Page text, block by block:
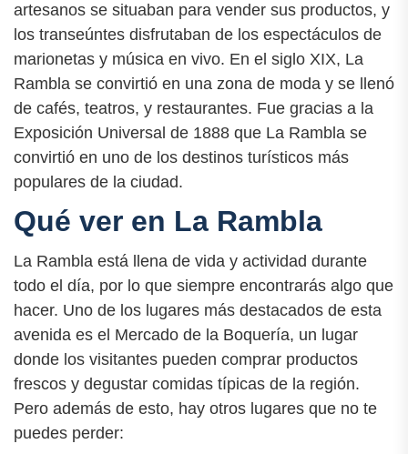
artesanos se situaban para vender sus productos, y
los transeúntes disfrutaban de los espectáculos de
marionetas y música en vivo. En el siglo XIX, La
Rambla se convirtió en una zona de moda y se llenó
de cafés, teatros, y restaurantes. Fue gracias a la
Exposición Universal de 1888 que La Rambla se
convirtió en uno de los destinos turísticos más
populares de la ciudad.
Qué ver en La Rambla
La Rambla está llena de vida y actividad durante
todo el día, por lo que siempre encontrarás algo que
hacer. Uno de los lugares más destacados de esta
avenida es el Mercado de la Boquería, un lugar
donde los visitantes pueden comprar productos
frescos y degustar comidas típicas de la región.
Pero además de esto, hay otros lugares que no te
puedes perder: